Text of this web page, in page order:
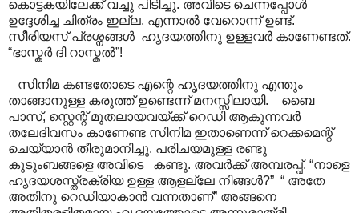
കൊട്ടകയിലേക്ക് വച്ചു പിടിച്ചു. അവിടെ ചെന്നപ്പോൾ
ഉദ്ദേശിച്ച ചിത്രം ഇല്ല. എന്നാൽ വേറൊന്ന് ഉണ്ട്.
സീരിയസ് പ്രശ്നങ്ങൾ ഹൃദയത്തിനു ഉള്ളവർ കാണേണ്ടത്.
“ഭാസ്കർ ദി റാസ്കൽ”!
സിനിമ കണ്ടതോടെ എന്റെ ഹൃദയത്തിനു എന്തും
താങ്ങാനുള്ള കരുത്ത് ഉണ്ടെന്ന് മനസ്സിലായി. ബൈ
പാസ്, സ്റ്റെന്റ് മുതലായവയ്ക്ക് റെഡി ആകുന്നവർ
തലേദിവസം കാണേണ്ട സിനിമ ഇതാണെന്ന് റെക്കമെന്റ്
ചെയ്യാൻ തീരുമാനിച്ചു. പരിചയമുള്ള രണ്ടു
കുടുംബങ്ങളെ അവിടെ കണ്ടു. അവർക്ക് അമ്പരപ്പ്. “നാളെ
ഹൃദയശസ്ത്രക്രിയ ഉള്ള ആളല്ലേ നിങ്ങൾ?” “ അതേ
അതിനു റെഡിയാകാൻ വന്നതാണ്” അങ്ങനെ